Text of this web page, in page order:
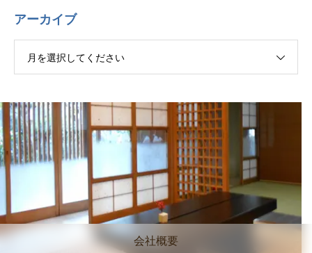
アーカイブ
月を選択してください
会社概要